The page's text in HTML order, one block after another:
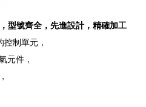
號齊全，先進設計，精確加工
制單元，
元件，